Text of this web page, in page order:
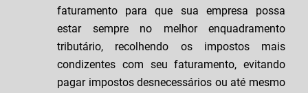
faturamento para que sua empresa possa
estar sempre no melhor enquadramento
tributário, recolhendo os impostos mais
condizentes com seu faturamento, evitando
pagar impostos desnecessários ou até mesmo